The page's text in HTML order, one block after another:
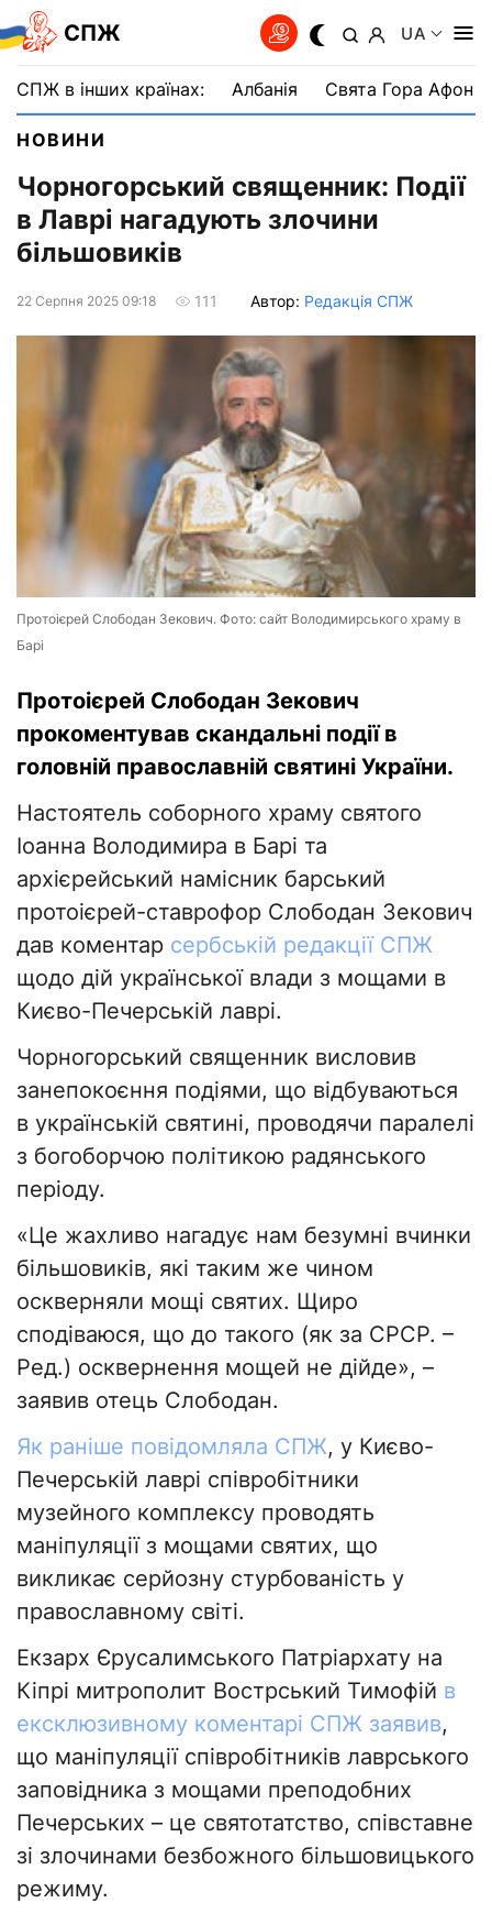
СПЖ UA
СПЖ в інших країнах: Албанія Свята Гора Афон
НОВИНИ
Чорногорський священник: Події
в Лаврі нагадують злочини
більшовиків
22 Серпня 2025 09:18 111 Автор: Редакція СПЖ
Протоієрей Слободан Зекович. Фото: сайт Володимирського храму в
Барі
Протоієрей Слободан Зекович
прокоментував скандальні події в
головній православній святині України.
Настоятель соборного храму святого
Іоанна Володимира в Барі та
архієрейський намісник барський
протоієрей-ставрофор Слободан Зекович
дав коментар сербській редакції СПЖ
щодо дій української влади з мощами в
Києво-Печерській лаврі.
Чорногорський священник висловив
занепокоєння подіями, що відбуваються
в українській святині, проводячи паралелі
з богоборчою політикою радянського
періоду.
«Це жахливо нагадує нам безумні вчинки
більшовиків, які таким же чином
оскверняли мощі святих. Щиро
сподіваюся, що до такого (як за СРСР. –
Ред.) осквернення мощей не дійде», –
заявив отець Слободан.
Як раніше повідомляла СПЖ, у Києво-
Печерській лаврі співробітники
музейного комплексу проводять
маніпуляції з мощами святих, що
викликає серйозну стурбованість у
православному світі.
Екзарх Єрусалимського Патріархату на
Кіпрі митрополит Вострський Тимофій в
ексклюзивному коментарі СПЖ заявив,
що маніпуляції співробітників лаврського
заповідника з мощами преподобних
Печерських – це святотатство, співставне
зі злочинами безбожного більшовицького
режиму.